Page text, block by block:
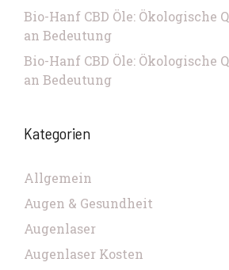
Bio-Hanf CBD Öle: Ökologische
an Bedeutung
Bio-Hanf CBD Öle: Ökologische
an Bedeutung
Kategorien
Allgemein
Augen & Gesundheit
Augenlaser
Augenlaser Kosten